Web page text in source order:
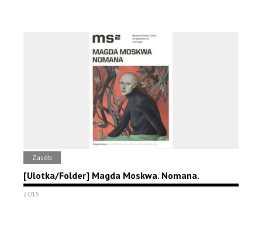
Zasób
[Ulotka/Folder] Magda Moskwa. Nomana.
2015